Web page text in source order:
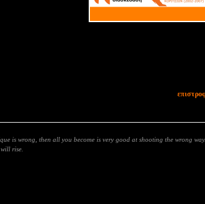
is wrong, then all you become is very good at shooting the wrong way.
rise.